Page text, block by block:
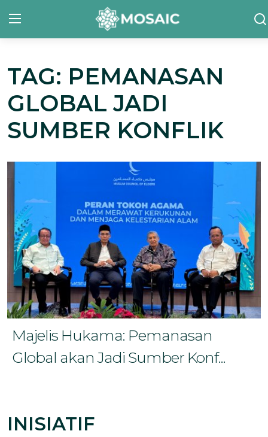
Contact
Tentang Kami
Risalah
Galeri
Inisiatif
Sorotan Berita
Bahasa
TAG: PEMANASAN
GLOBAL JADI
SUMBER KONFLIK
Majelis Hukama: Pemanasan
Global akan Jadi Sumber Konf...
INISIATIF